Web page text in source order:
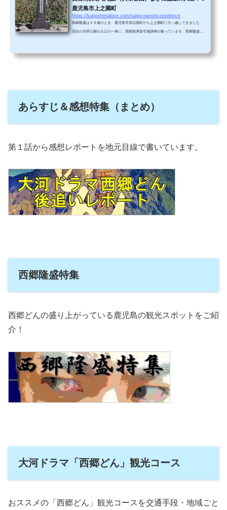
鹿児島市上之園町
https://kagoshimalove.com/saigo-nanshu-residence
西郷隆盛は２９歳のとき、鹿児島市加治屋町から上之園町に引っ越してきました。
現在の共研公園の入口の一角に、西郷南洲翁宅地跡碑が建っています。西郷隆盛に
あらすじ＆感想特集（まとめ）
第１話から感想レポートを地元目線で書いています。
西郷隆盛特集
西郷どんの盛り上がっている鹿児島の観光スポットをご紹
介！
大河ドラマ「西郷どん」観光コース
おススメの「西郷どん」観光コースを交通手段・地域ごと